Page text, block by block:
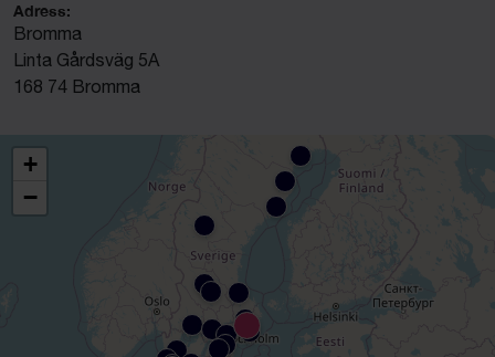
Adress:
Bromma
Linta Gårdsväg 5A
168 74 Bromma
+
−